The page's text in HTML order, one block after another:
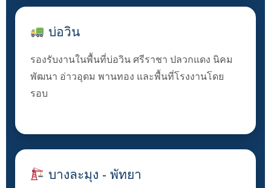
บ่อวิน
รองรับงานในพื้นที่บ่อวิน ศรีราชา ปลวกแดง นิคม
พัฒนา อ่าวอุดม พานทอง และพื้นที่โรงงานโดย
รอบ
บางละมุง - พัทยา